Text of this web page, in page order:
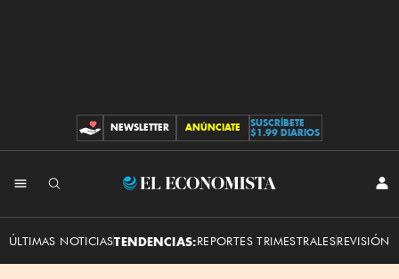
CONTRIBUCIONES
NEWSLETTER ANÚNCIATE
SUSCRÍBETE
$1.99 DIARIOS
El
ÚLTIMAS NOTICIASTENDENCIAS:REPORTES TRIMESTRALESREVISIÓN